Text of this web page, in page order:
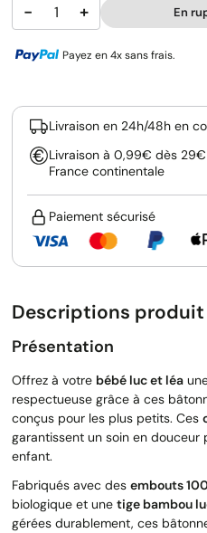
− + En
Payez en 4x sans frais.
Livraison en 24h/48h en
Livraison à 0,99€ dès
France continentale
Paiement sécurisé
Descriptions produit
Présentation
Offrez à votre bébé luc et léa
respectueuse grâce à ces
conçus pour les plus petits. Ces
garantissent un soin en douceur
enfant.
Fabriqués avec des embouts
biologique et une tige bambou
gérées durablement, ces